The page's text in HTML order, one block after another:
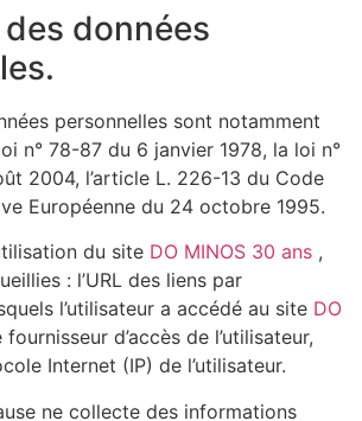
données
personnelles sont notamment
n° 78-87 du 6 janvier 1978, la loi n°
2004, l’article L. 226-13 du Code
Européenne du 24 octobre 1995.
du site DO MINOS 30 ans ,
: l’URL des liens par
l’utilisateur a accédé au site DO
fournisseur d’accès de l’utilisateur,
Internet (IP) de l’utilisateur.
ne collecte des informations